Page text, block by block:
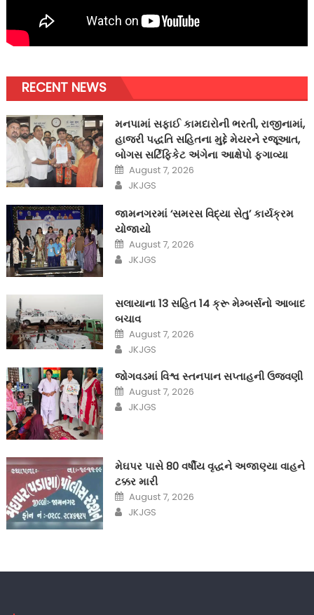
RECENT NEWS
મનપામાં સફાઈ કામદારોની ભરતી, રાજીનામાં,
હાજરી પદ્ધતિ સહિતના મુદ્દે મેયરને રજૂઆત,
બોગસ સર્ટિફિકેટ અંગેના આક્ષેપો ફગાવ્યા
Posted
on
August 7, 2026
Author
JKJGS
જામનગરમાં ‘સમરસ વિદ્યા સેતુ’ કાર્યક્રમ
યોજાયો
Posted
on
August 7, 2026
Author
JKJGS
સલાયાના 13 સહિત 14 ક્રૂ મેમ્બર્સનો આબાદ
બચાવ‎
Posted
on
August 7, 2026
Author
JKJGS
જોગવડમાં વિશ્વ સ્તનપાન સપ્તાહની ઉજવણી
Posted
on
August 7, 2026
Author
JKJGS
મેઘપર પાસે 80 વર્ષીય વૃદ્ધને અજાણ્યા વાહને
ટક્કર મારી
Posted
on
August 7, 2026
Author
JKJGS